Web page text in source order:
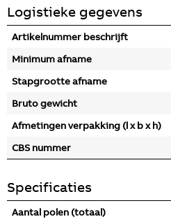
Logistieke gegevens
Artikelnummer beschrijft
Minimum afname
Stapgrootte afname
Bruto gewicht
Afmetingen verpakking (l x b x h)
CBS nummer
Specificaties
Aantal polen (totaal)